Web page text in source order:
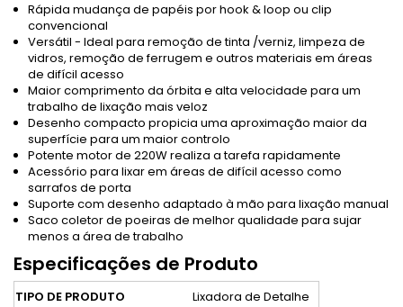
Rápida mudança de papéis por hook & loop ou clip
convencional
Versátil - Ideal para remoção de tinta /verniz, limpeza de
vidros, remoção de ferrugem e outros materiais em áreas
de difícil acesso
Maior comprimento da órbita e alta velocidade para um
trabalho de lixação mais veloz
Desenho compacto propicia uma aproximação maior da
superfície para um maior controlo
Potente motor de 220W realiza a tarefa rapidamente
Acessório para lixar em áreas de difícil acesso como
sarrafos de porta
Suporte com desenho adaptado à mão para lixação manual
Saco coletor de poeiras de melhor qualidade para sujar
menos a área de trabalho
Especificações de Produto
TIPO DE PRODUTO
Lixadora de Detalhe